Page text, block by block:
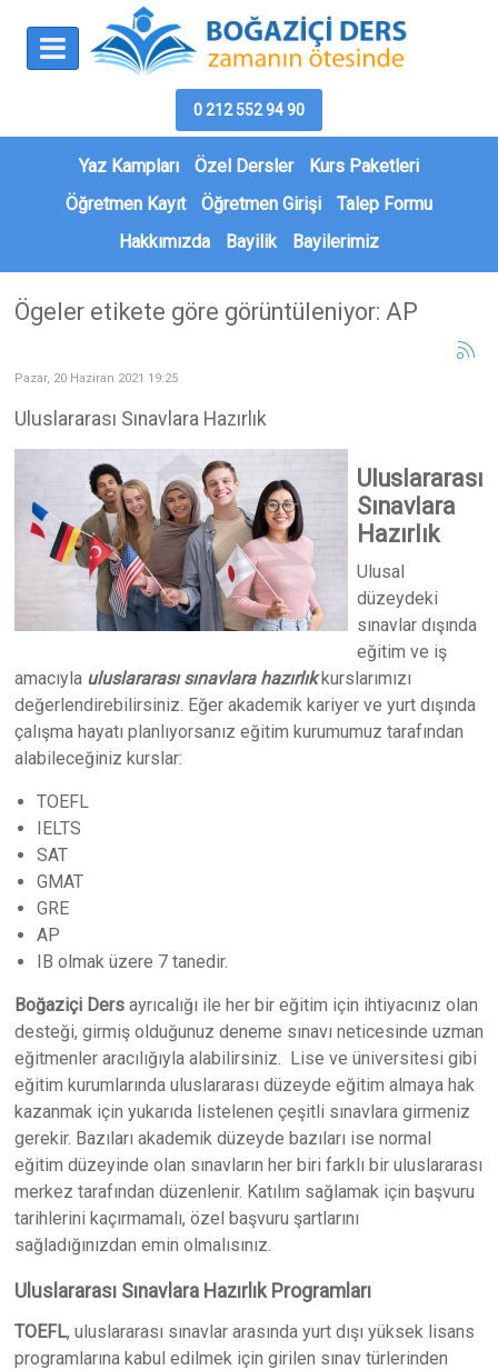
0 212 552 94 90
Yaz Kampları Özel Dersler
Kurs Paketleri
Öğretmen Kayıt
Öğretmen Girişi
Talep Formu
Hakkımızda
Bayilik Bayilerimiz
Ögeler etikete göre görüntüleniyor: AP
Pazar, 20 Haziran 2021 19:25
Uluslararası Sınavlara Hazırlık
Uluslararası
Sınavlara
Hazırlık
Ulusal
düzeydeki
sınavlar dışında
eğitim ve iş
amacıyla uluslararası sınavlara hazırlıkkurslarımızı
değerlendirebilirsiniz. Eğer akademik kariyer ve yurt dışında
çalışma hayatı planlıyorsanız eğitim kurumumuz tarafından
alabileceğiniz kurslar:
TOEFL
IELTS
SAT
GMAT
GRE
AP
IB olmak üzere 7 tanedir.
Boğaziçi Dersayrıcalığı ile her bir eğitim için ihtiyacınız olan
desteği, girmiş olduğunuz deneme sınavı neticesinde uzman
eğitmenler aracılığıyla alabilirsiniz. Lise ve üniversitesi gibi
eğitim kurumlarında uluslararası düzeyde eğitim almaya hak
kazanmak için yukarıda listelenen çeşitli sınavlara girmeniz
gerekir. Bazıları akademik düzeyde bazıları ise normal
eğitim düzeyinde olan sınavların her biri farklı bir uluslararası
merkez tarafından düzenlenir. Katılım sağlamak için başvuru
tarihlerini kaçırmamalı, özel başvuru şartlarını
sağladığınızdan emin olmalısınız.
Uluslararası Sınavlara Hazırlık Programları
TOEFL, uluslararası sınavlar arasında yurt dışı yüksek lisans
programlarına kabul edilmek için girilen sınav türlerinden